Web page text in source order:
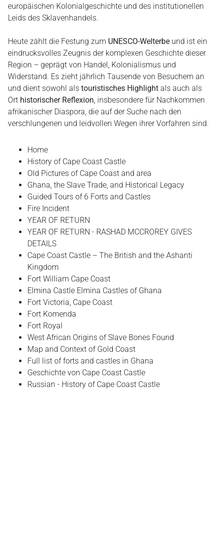
europäischen Kolonialgeschichte und des institutionellen
Leids des Sklavenhandels.
Heute zählt die Festung zum UNESCO-Welterbe und ist ein
eindrucksvolles Zeugnis der komplexen Geschichte dieser
Region – geprägt von Handel, Kolonialismus und
Widerstand. Es zieht jährlich Tausende von Besuchern an
und dient sowohl als touristisches Highlight als auch als
Ort historischer Reflexion, insbesondere für Nachkommen
afrikanischer Diaspora, die auf der Suche nach den
verschlungenen und leidvollen Wegen ihrer Vorfahren sind.
Home
History of Cape Coast Castle
Old Pictures of Cape Coast and area
Ghana, the Slave Trade, and Historical Legacy
Guided Tours of 6 Forts and Castles
Fire Incident
YEAR OF RETURN
YEAR OF RETURN - RASHAD MCCROREY GIVES
DETAILS
Cape Coast Castle – The British and the Ashanti
Kingdom
Fort William Cape Coast
Elmina Castle Elmina Castles of Ghana
Fort Victoria, Cape Coast
Fort Komenda
Fort Royal
West African Origins of Slave Bones Found
Map and Context of Gold Coast
Full list of forts and castles in Ghana
Geschichte von Cape Coast Castle
Russian - History of Cape Coast Castle